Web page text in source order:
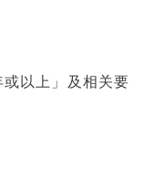
以上」及相关要